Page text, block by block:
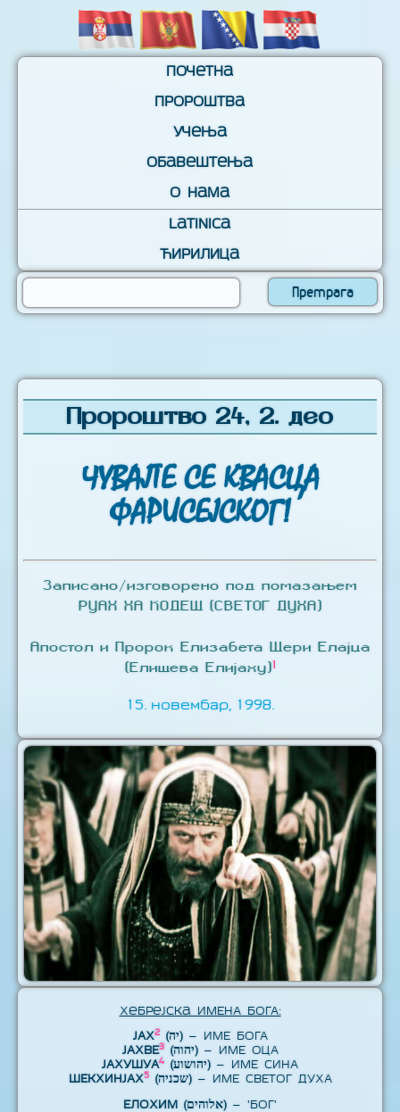
Почетна
Пророштва
Учења
Обавештења
О нама
Latinica
Ћирилица
Пророштво 24, 2. део
ЧУВАЈТЕ СЕ КВАСЦА
ФАРИСЕЈСКОГ!
Записано/изговорено под помазањем
РУАХ ХА КОДЕШ (СВЕТОГ ДУХА)
Апостол и Пророк Елизабета Шери Елајџа
(Елишева Елијаху)1
15. новембар, 1998.
Хебрејска ИМЕНА БОГА:
ЈАХ2 (יה)– ИМЕ БОГА
ЈАХВЕ3 (יהוה)– ИМЕ ОЦА
ЈАХУШУА4 (יהושוע)– ИМЕ СИНА
ШЕКХИНЈАХ5 (שכניה)– ИМЕ СВЕТОГ ДУХА
ЕЛОХИМ (אלוהים)– 'БОГ'